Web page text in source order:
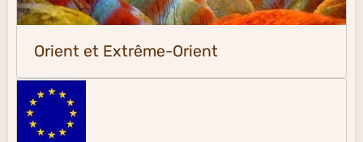
Orient et Extrême-Orient